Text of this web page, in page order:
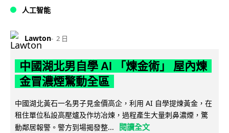
人工智能
Lawton 2 日
中國湖北男自學 AI 「煉金術」 屋內煉
金冒濃煙驚動全區
中國湖北黃石一名男子見金價高企，利用 AI 自學提煉黃金，在
租住單位私設高壓爐及作坊冶煉，過程產生大量刺鼻濃煙，驚
動鄰居報警。警方到場揭發整...
閱讀全文